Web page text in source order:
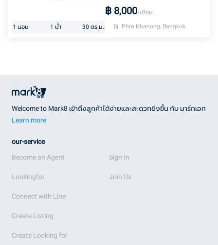
฿ 8,000/เดือน
1 นอน 1 น้ำ 30 ตร.ม. Phra Khanong, Bangkok
Welcome to Mark8 เข้าถึงลูกค้าได้ง่ายและสะดวกยิ่งขึ้น กับ มาร์กเอท
Learn more
our-service
Become an Agent
Lookingfor
Connect with Line
Create Listing
Create Looking for
Sign In
Join Us